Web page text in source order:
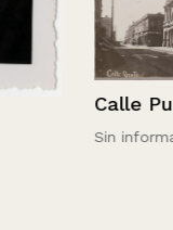
Calle Puente
Sin información